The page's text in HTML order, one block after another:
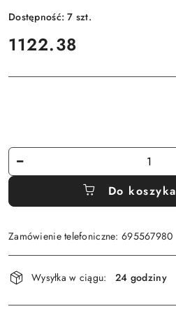
Dostępność:7 szt.
cena:
1122.38
Ilość
Do koszyka
Zamówienie telefoniczne: 695567980
Dostępność
i
dostawa
Wysyłka w ciągu: 24 godziny